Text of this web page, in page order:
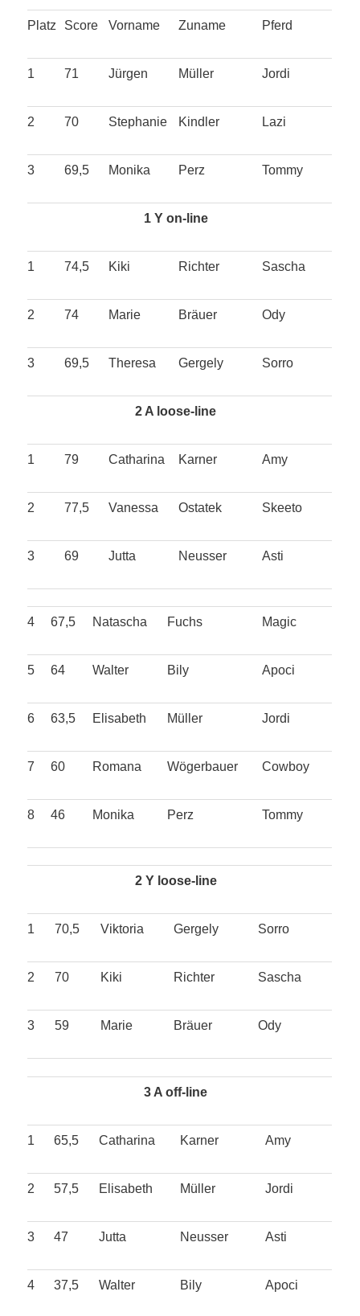
Platz Score Vorname Zuname Pferd
1 71 Jürgen Müller Jordi
2 70 Stephanie Kindler Lazi
3 69,5 Monika Perz Tommy
1 Y on-line
1 74,5 Kiki Richter Sascha
2 74 Marie Bräuer Ody
3 69,5 Theresa Gergely Sorro
2 A loose-line
1 79 Catharina Karner Amy
2 77,5 Vanessa Ostatek Skeeto
3 69 Jutta Neusser Asti
4 67,5 Natascha Fuchs Magic
5 64 Walter Bily Apoci
6 63,5 Elisabeth Müller Jordi
7 60 Romana Wögerbauer Cowboy
8 46 Monika Perz Tommy
2 Y loose-line
1 70,5 Viktoria Gergely Sorro
2 70 Kiki Richter Sascha
3 59 Marie Bräuer Ody
3 A off-line
1 65,5 Catharina Karner Amy
2 57,5 Elisabeth Müller Jordi
3 47 Jutta Neusser Asti
4 37,5 Walter Bily Apoci